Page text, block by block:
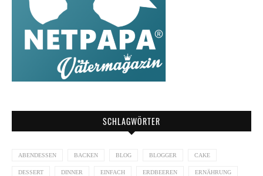
SCHLAGWÖRTER
ABENDESSEN BACKEN BLOG BLOGGER CAKE
DESSERT DINNER EINFACH ERDBEEREN ERNÄHRUNG